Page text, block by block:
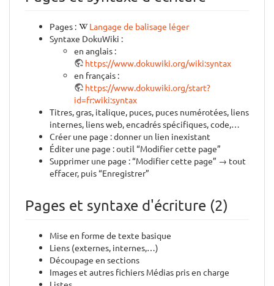
Pages :
Langage de balisage léger
Syntaxe DokuWiki :
en anglais :
https://www.dokuwiki.org/wiki:syntax
en français :
https://www.dokuwiki.org/start?
id=fr:wiki:syntax
Titres, gras, italique, puces, puces numérotées, liens
internes, liens web, encadrés spécifiques, code,…
Créer une page : donner un lien inexistant
Éditer une page : outil “Modifier cette page”
Supprimer une page : “Modifier cette page” → tout
effacer, puis “Enregistrer”
Pages et syntaxe d'écriture (2)
Mise en forme de texte basique
Liens (externes, internes,…)
Découpage en sections
Images et autres fichiers Médias pris en charge